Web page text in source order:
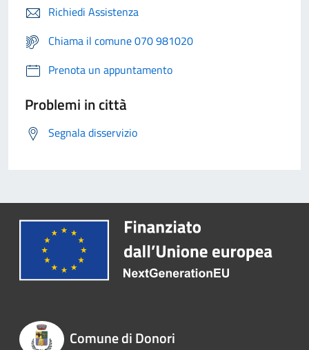
Richiedi Assistenza
Chiama il comune 070 981020
Prenota un appuntamento
Problemi in città
Segnala disservizio
Comune di Donori